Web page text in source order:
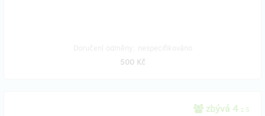
500 Kč
zbývá 4 z 5